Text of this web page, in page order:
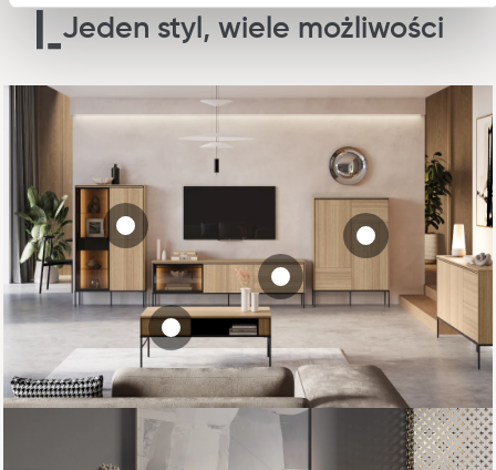
Jeden styl, wiele możliwości